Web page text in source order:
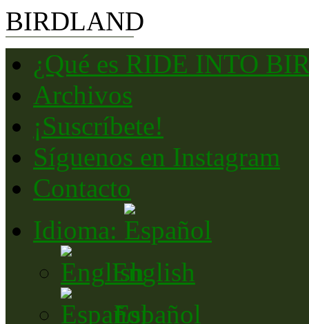
¿Qué es RIDE INTO
Archivos
¡Suscríbete!
Síguenos en Instagram
Contacto
Idioma:
English
Español